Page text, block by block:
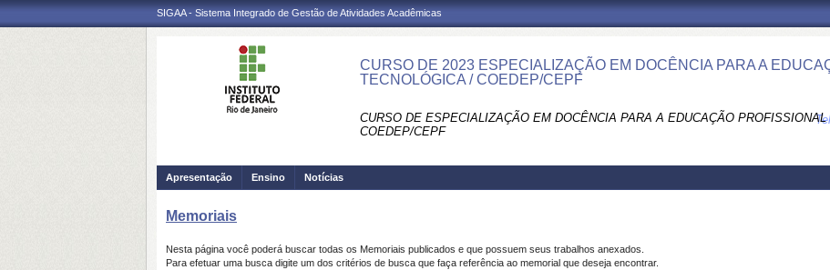
SIGAA - Sistema Integrado de Gestão de Atividades Acadêmicas
CURSO DE 2023 ESPECIALIZAÇÃO EM DOCÊNCIA PARA A
TECNOLÓGICA / COEDEP/CEPF
CURSO DE ESPECIALIZAÇÃO EM DOCÊNCIA PARA A EDUCAÇÃO
COEDEP/CEPF
Apresentação Ensino Notícias
Memoriais
Nesta página você poderá buscar todas os Memoriais publicados e que possuem seus trabalhos anexados.
Para efetuar uma busca digite um dos critérios de busca que faça referência ao memorial que deseja encontrar.